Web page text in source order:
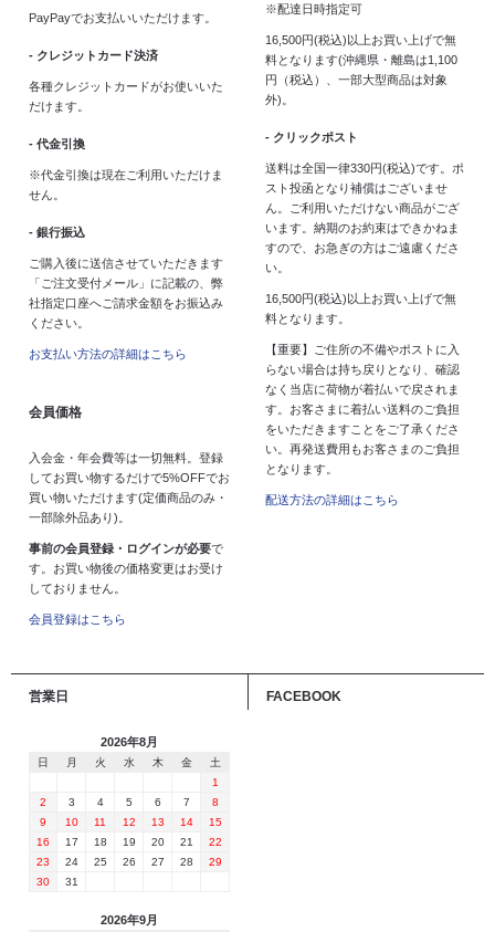
PayPayでお支払いいただけます。
- クレジットカード決済
各種クレジットカードがお使いいた
だけます。
- 代金引換
※代金引換は現在ご利用いただけま
せん。
- 銀行振込
ご購入後に送信させていただきます
「ご注文受付メール」に記載の、弊
社指定口座へご請求金額をお振込み
ください。
お支払い方法の詳細はこちら
会員価格
入会金・年会費等は一切無料。登録
してお買い物するだけで5%OFFでお
買い物いただけます(定価商品のみ・
一部除外品あり)。
事前の会員登録・ログインが必要で
す。お買い物後の価格変更はお受け
しておりません。
会員登録はこちら
※配達日時指定可
16,500円(税込)以上お買い上げで無
料となります(沖縄県・離島は1,100
円（税込）、一部大型商品は対象
外)。
- クリックポスト
送料は全国一律330円(税込)です。ポ
スト投函となり補償はございませ
ん。ご利用いただけない商品がござ
います。納期のお約束はできかねま
すので、お急ぎの方はご遠慮くださ
い。
16,500円(税込)以上お買い上げで無
料となります。
【重要】ご住所の不備やポストに入
らない場合は持ち戻りとなり、確認
なく当店に荷物が着払いで戻されま
す。お客さまに着払い送料のご負担
をいただきますことをご了承くださ
い。再発送費用もお客さまのご負担
となります。
配送方法の詳細はこちら
営業日
2026年8月
日 月 火 水 木 金
土
1
2
3 4 5 6 7
8
9
10 11 12 13 14
15
16
17 18 19 20 21
22
23
24 25 26 27 28
29
30
31
2026年9月
FACEBOOK